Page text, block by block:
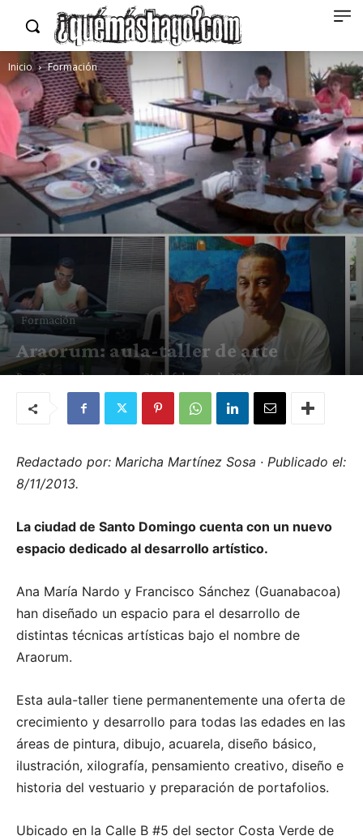
Inicio Formación
Formación
Araorum: aula-taller de arte
Por Quemashago.com- 21 de febrero de 2014
Redactado por: Maricha Martínez Sosa · Publicado el:
8/11/2013.
La ciudad de Santo Domingo cuenta con un nuevo
espacio dedicado al desarrollo artístico.
Ana María Nardo y Francisco Sánchez (Guanabacoa)
han diseñado un espacio para el desarrollo de
distintas técnicas artísticas bajo el nombre de
Araorum.
Esta aula-taller tiene permanentemente una oferta de
crecimiento y desarrollo para todas las edades en las
áreas de pintura, dibujo, acuarela, diseño básico,
ilustración, xilografía, pensamiento creativo, diseño e
historia del vestuario y preparación de portafolios.
Ubicado en la Calle B #5 del sector Costa Verde de